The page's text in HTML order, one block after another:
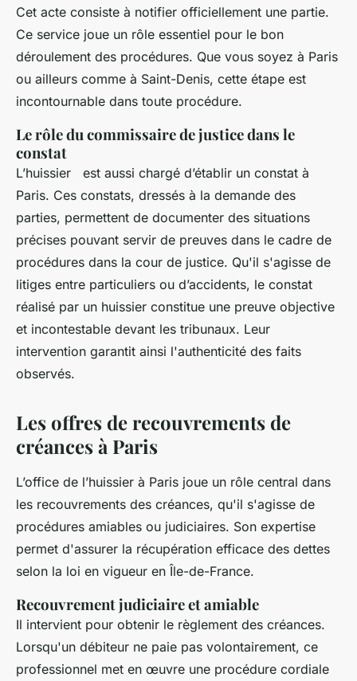
Cet acte consiste à notifier officiellement une partie.
Ce service joue un rôle essentiel pour le bon
déroulement des procédures. Que vous soyez à Paris
ou ailleurs comme à Saint-Denis, cette étape est
incontournable dans toute procédure.
Le rôle du commissaire de justice dans le
constat
L’huissier est aussi chargé d’établir un constat à
Paris. Ces constats, dressés à la demande des
parties, permettent de documenter des situations
précises pouvant servir de preuves dans le cadre de
procédures dans la cour de justice. Qu'il s'agisse de
litiges entre particuliers ou d’accidents, le constat
réalisé par un huissier constitue une preuve objective
et incontestable devant les tribunaux. Leur
intervention garantit ainsi l'authenticité des faits
observés.
Les offres de recouvrements de
créances à Paris
L’office de l’huissier à Paris joue un rôle central dans
les recouvrements des créances, qu'il s'agisse de
procédures amiables ou judiciaires. Son expertise
permet d'assurer la récupération efficace des dettes
selon la loi en vigueur en Île-de-France.
Recouvrement judiciaire et amiable
Il intervient pour obtenir le règlement des créances.
Lorsqu'un débiteur ne paie pas volontairement, ce
professionnel met en œuvre une procédure cordiale